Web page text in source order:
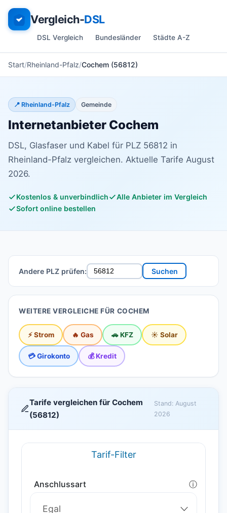
Vergleich-DSL
DSL Vergleich Bundesländer Städte A-Z
Start Rheinland-Pfalz Cochem (56812)
📍 Rheinland-Pfalz Gemeinde
Internetanbieter Cochem
DSL, Glasfaser und Kabel für PLZ 56812 in
Rheinland-Pfalz vergleichen. Aktuelle Tarife August
2026.
Kostenlos & unverbindlich
Alle Anbieter im Vergleich
Sofort online bestellen
Andere PLZ prüfen: Suchen
WEITERE VERGLEICHE FÜR COCHEM
⚡ Strom 🔥 Gas 🚗 KFZ ☀️ Solar
💳 Girokonto 💰 Kredit
Tarife vergleichen für Cochem
(56812)
Stand: August
2026